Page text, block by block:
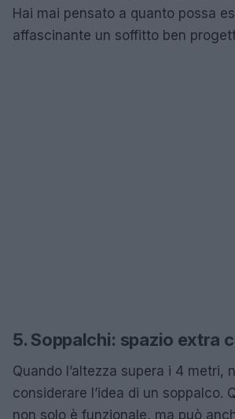
Hai mai pensato a quanto possa
affascinante un soffitto ben
5. Soppalchi: spazio extra
Quando l’altezza supera i 4 metri,
considerare l’idea di un soppalco.
non solo è funzionale, ma può